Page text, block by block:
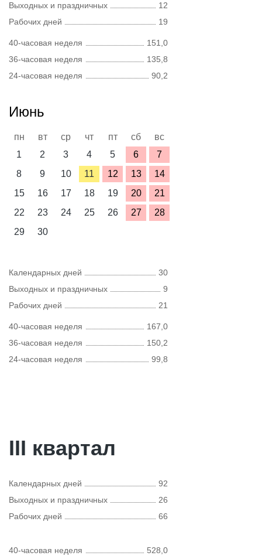
Выходных и праздничных
12
Рабочих дней
19
40-часовая неделя
151,0
36-часовая неделя
135,8
24-часовая неделя
90,2
Июнь
пн вт ср чт пт сб
вс
1
2 3 4 5 6
7
8
9 10 11 12 13
14
15
16 17 18 19 20
21
22
23 24 25 26 27
28
29
30
Календарных дней
30
Выходных и праздничных
9
Рабочих дней
21
40-часовая неделя
167,0
36-часовая неделя
150,2
24-часовая неделя
99,8
III квартал
Календарных дней
92
Выходных и праздничных
26
Рабочих дней
66
40-часовая неделя 528,0